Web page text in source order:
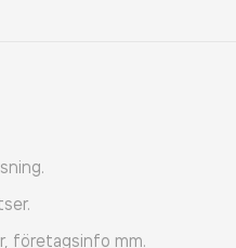
företagsinfo mm.